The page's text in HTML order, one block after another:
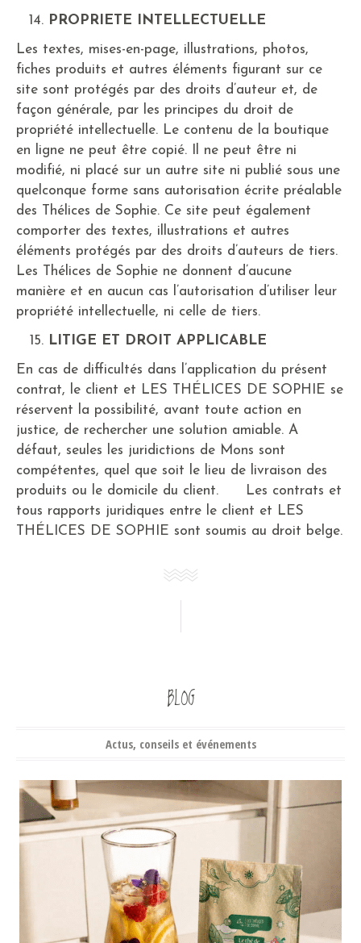
PROPRIETE INTELLECTUELLE
Les textes, mises-en-page, illustrations, photos,
fiches produits et autres éléments figurant sur ce
site sont protégés par des droits d’auteur et, de
façon générale, par les principes du droit de
propriété intellectuelle. Le contenu de la boutique
en ligne ne peut être copié. Il ne peut être ni
modifié, ni placé sur un autre site ni publié sous une
quelconque forme sans autorisation écrite préalable
des Thélices de Sophie. Ce site peut également
comporter des textes, illustrations et autres
éléments protégés par des droits d’auteurs de tiers.
Les Thélices de Sophie ne donnent d’aucune
manière et en aucun cas l’autorisation d’utiliser leur
propriété intellectuelle, ni celle de tiers.
LITIGE ET DROIT APPLICABLE
En cas de difficultés dans l’application du présent
contrat, le client et LES THÉLICES DE SOPHIE se
réservent la possibilité, avant toute action en
justice, de rechercher une solution amiable. A
défaut, seules les juridictions de Mons sont
compétentes, quel que soit le lieu de livraison des
produits ou le domicile du client. Les contrats et
tous rapports juridiques entre le client et LES
THÉLICES DE SOPHIE sont soumis au droit belge.
BLOG
Actus, conseils et événements